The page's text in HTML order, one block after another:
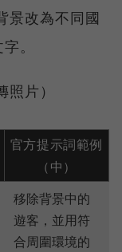
景改為不同國
。
片）
官方提示詞範例
（中）
移除背景中的
遊客，並用符
合周圍環境的